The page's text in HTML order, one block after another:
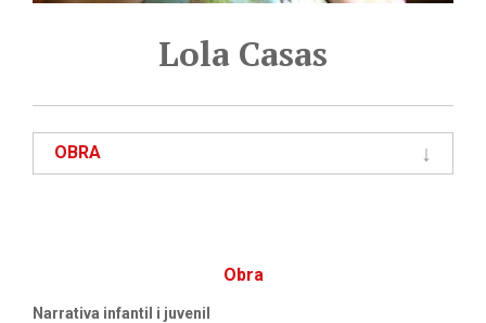
Lola Casas
OBRA
Obra
Narrativa infantil i juvenil